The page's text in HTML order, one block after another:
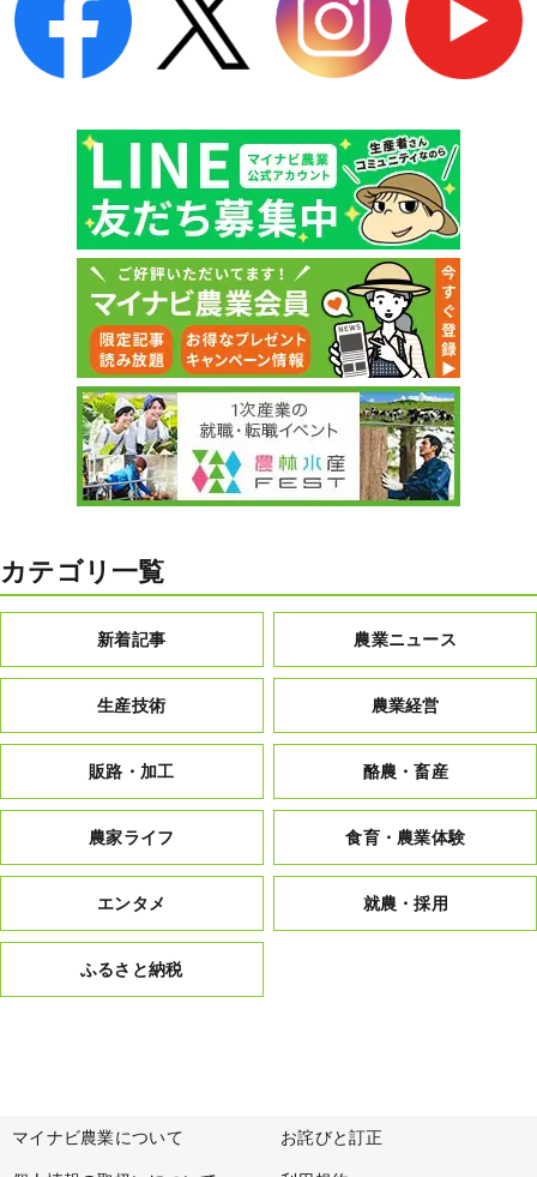
カテゴリ一覧
新着記事 農業ニュース
生産技術 農業経営
販路・加工 酪農・畜産
農家ライフ 食育・農業体験
エンタメ 就農・採用
ふるさと納税
マイナビ農業について お詫びと訂正